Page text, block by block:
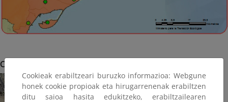
Cambrils
Cookieak erabiltzeari buruzko informazioa: Webgune
honek cookie propioak eta hirugarrenenak erabiltzen
ditu saioa hasita edukitzeko, erabiltzailearen